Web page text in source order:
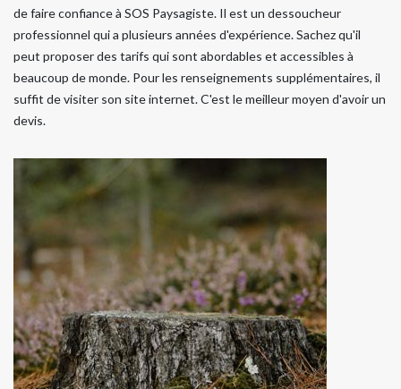
de faire confiance à SOS Paysagiste. Il est un dessoucheur
professionnel qui a plusieurs années d'expérience. Sachez qu'il
peut proposer des tarifs qui sont abordables et accessibles à
beaucoup de monde. Pour les renseignements supplémentaires, il
suffit de visiter son site internet. C'est le meilleur moyen d'avoir un
devis.